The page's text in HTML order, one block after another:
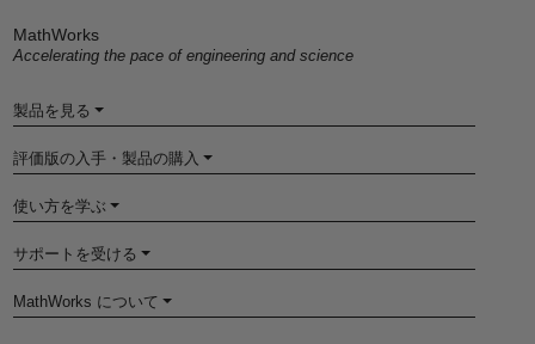
MathWorks
Accelerating the pace of engineering and science
製品を見る
評価版の入手・製品の購入
使い方を学ぶ
サポートを受ける
MathWorks について